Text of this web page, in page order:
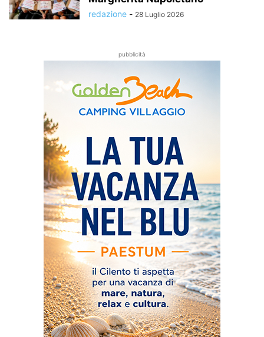
redazione - 28 Luglio 2026
pubblicità